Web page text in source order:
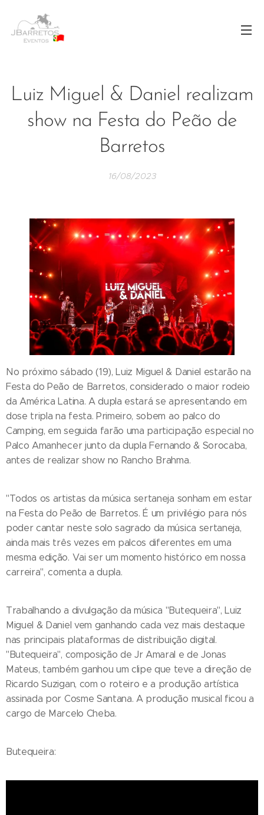
Luiz Miguel & Daniel realizam
show na Festa do Peão de
Barretos
16/08/2023
No próximo sábado (19), Luiz Miguel & Daniel estarão na
Festa do Peão de Barretos, considerado o maior rodeio
da América Latina. A dupla estará se apresentando em
dose tripla na festa. Primeiro, sobem ao palco do
Camping, em seguida farão uma participação especial no
Palco Amanhecer junto da dupla Fernando & Sorocaba,
antes de realizar show no Rancho Brahma.
"Todos os artistas da música sertaneja sonham em estar
na Festa do Peão de Barretos. É um privilégio para nós
poder cantar neste solo sagrado da música sertaneja,
ainda mais três vezes em palcos diferentes em uma
mesma edição. Vai ser um momento histórico em nossa
carreira", comenta a dupla.
Trabalhando a divulgação da música "Butequeira", Luiz
Miguel & Daniel vem ganhando cada vez mais destaque
nas principais plataformas de distribuição digital.
"Butequeira", composição de Jr Amaral e de Jonas
Mateus, também ganhou um clipe que teve a direção de
Ricardo Suzigan, com o roteiro e a produção artística
assinada por Cosme Santana. A produção musical ficou a
cargo de Marcelo Cheba.
Butequeira: